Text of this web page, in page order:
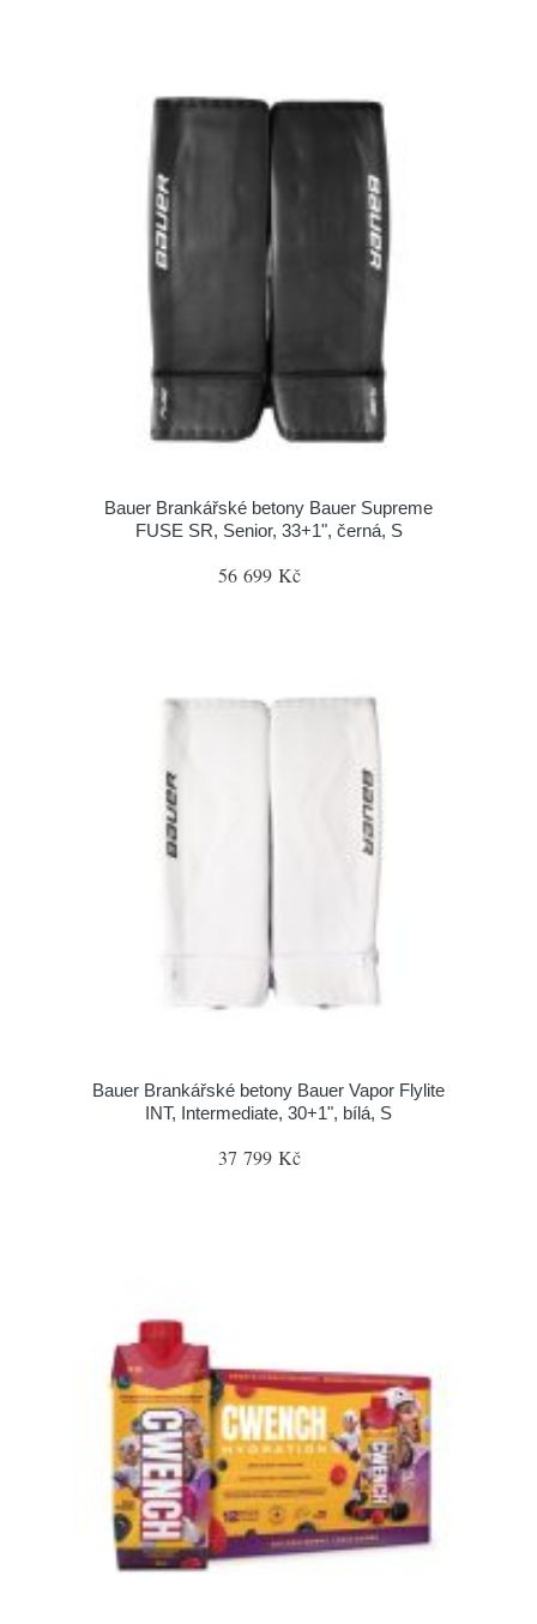
Bauer Brankářské betony Bauer Supreme
FUSE SR, Senior, 33+1", černá, S
56 699 Kč
Bauer Brankářské betony Bauer Vapor Flylite
INT, Intermediate, 30+1", bílá, S
37 799 Kč